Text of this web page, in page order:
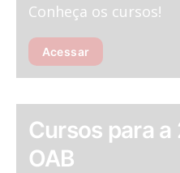
Conheça os cursos!
Acessar
Cursos para a
OAB